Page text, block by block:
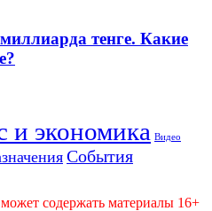
тенге. Какие
и экономика Видео
События
содержать материалы 16+